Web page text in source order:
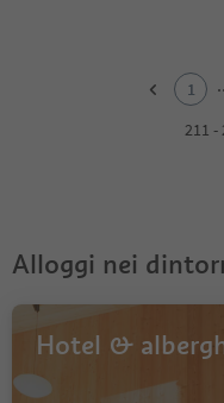
1
211 -
Alloggi nei
Hotel &